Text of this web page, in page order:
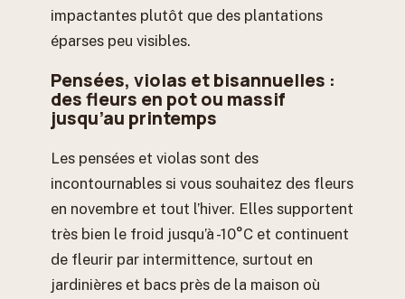
impactantes plutôt que des plantations
éparses peu visibles.
Pensées, violas et bisannuelles :
des fleurs en pot ou massif
jusqu’au printemps
Les pensées et violas sont des
incontournables si vous souhaitez des fleurs
en novembre et tout l’hiver. Elles supportent
très bien le froid jusqu’à -10°C et continuent
de fleurir par intermittence, surtout en
jardinières et bacs près de la maison où